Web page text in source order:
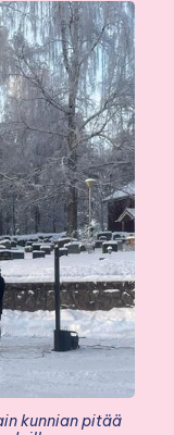
kunnian pitää